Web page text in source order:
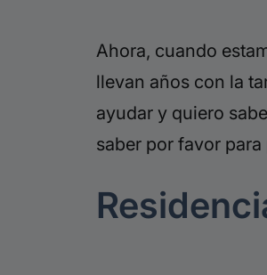
Ahora, cuando
llevan años con la
ayudar y quiero
saber por favor